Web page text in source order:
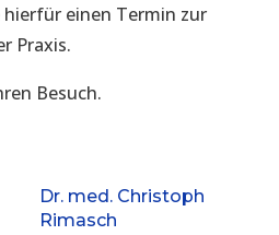
hierfür einen Termin zur
Praxis.
Besuch.
Dr. med. Christoph
Rimasch